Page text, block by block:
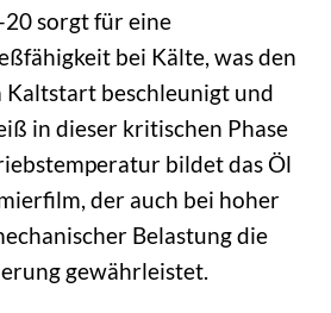
sorgt für eine
bei Kälte, was den
beschleunigt und
in dieser kritischen Phase
bildet das Öl
der auch bei hoher
Belastung die
gewährleistet.